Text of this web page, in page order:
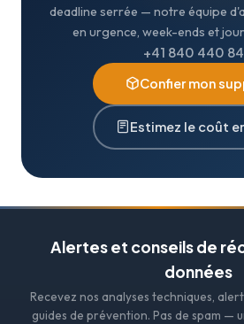
deadline serrée — notre équipe
en urgence, week-ends et
+41 840 440
Confier mon
Estimez le coût
Alertes et conseils de
données
Recevez nos analyses techniques,
guides de prévention. Pas de spam —